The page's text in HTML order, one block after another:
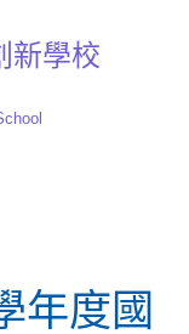
年度國
新學校